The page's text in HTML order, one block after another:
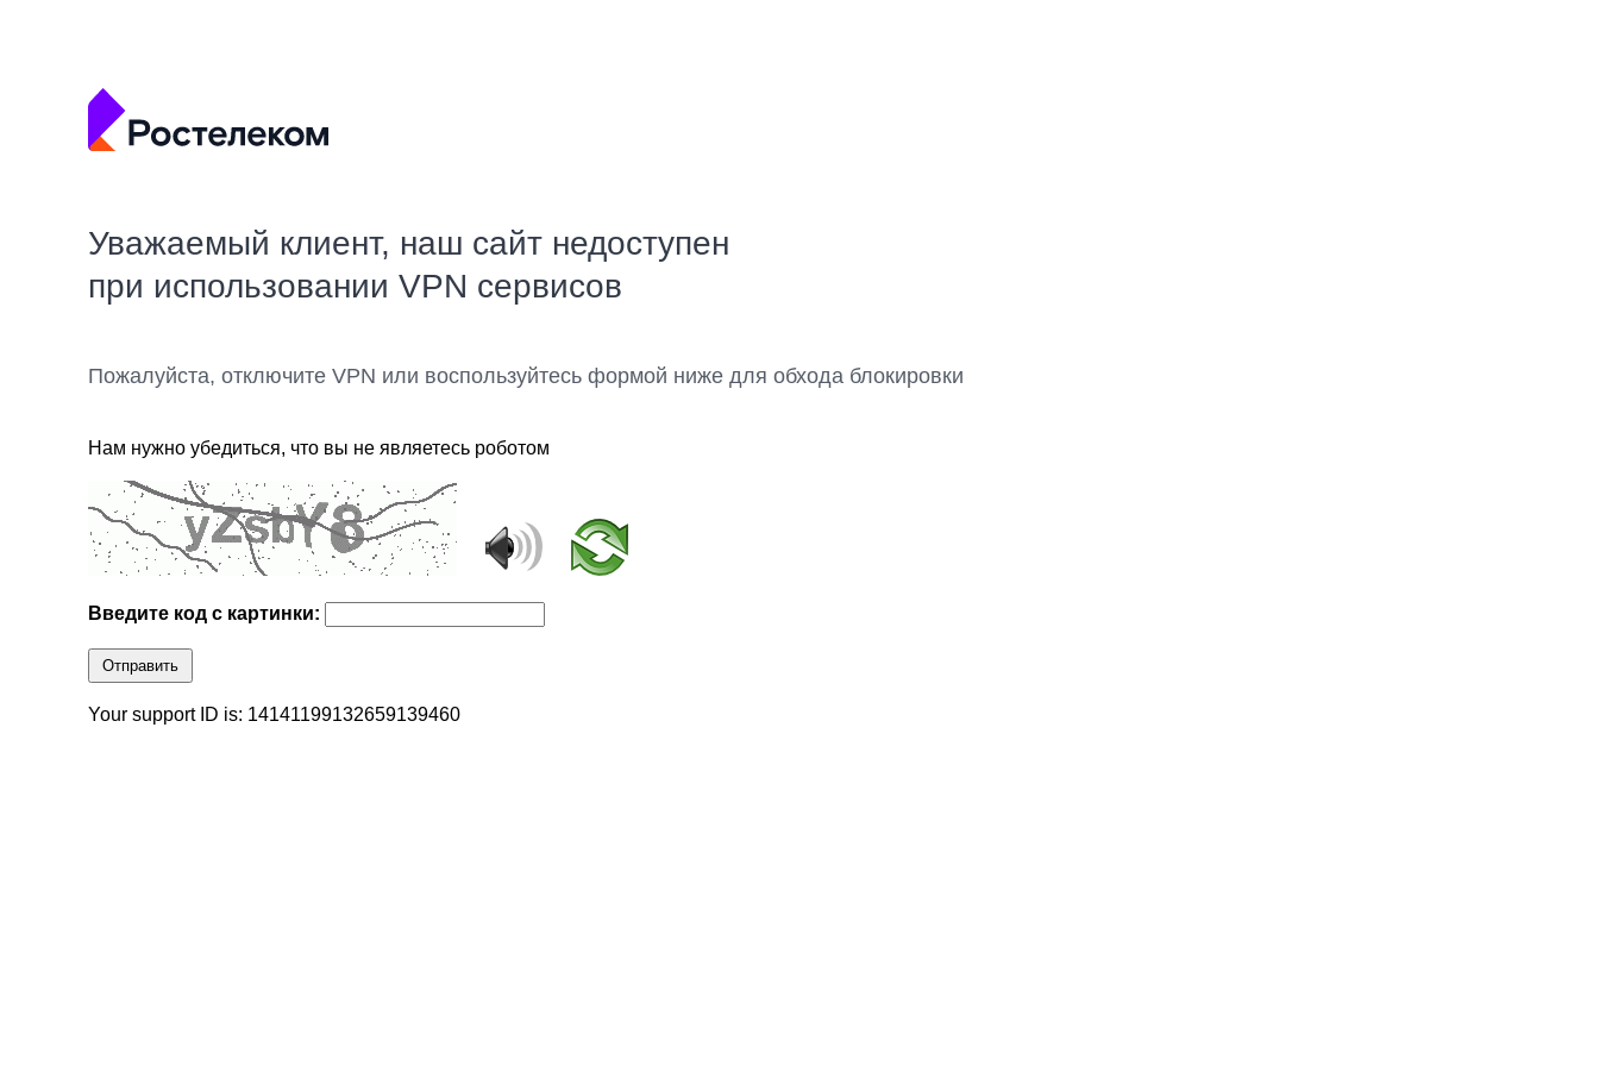
Уважаемый клиент, наш сайт недоступен
при использовании VPN сервисов
Пожалуйста, отключите VPN или воспользуйтесь формой ниже для обхода блокировки
Нам нужно убедиться, что вы не являетесь роботом
Введите код с картинки:
Отправить
Your support ID is: 14141199132659139460